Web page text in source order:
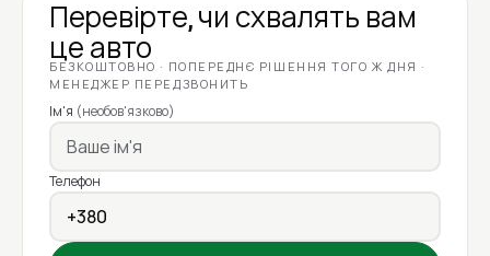
Перевірте, чи схвалять вам
це авто
БЕЗКОШТОВНО · ПОПЕРЕДНЄ РІШЕННЯ ТОГО Ж ДНЯ ·
МЕНЕДЖЕР ПЕРЕДЗВОНИТЬ
Ім'я (необов'язково)
Телефон